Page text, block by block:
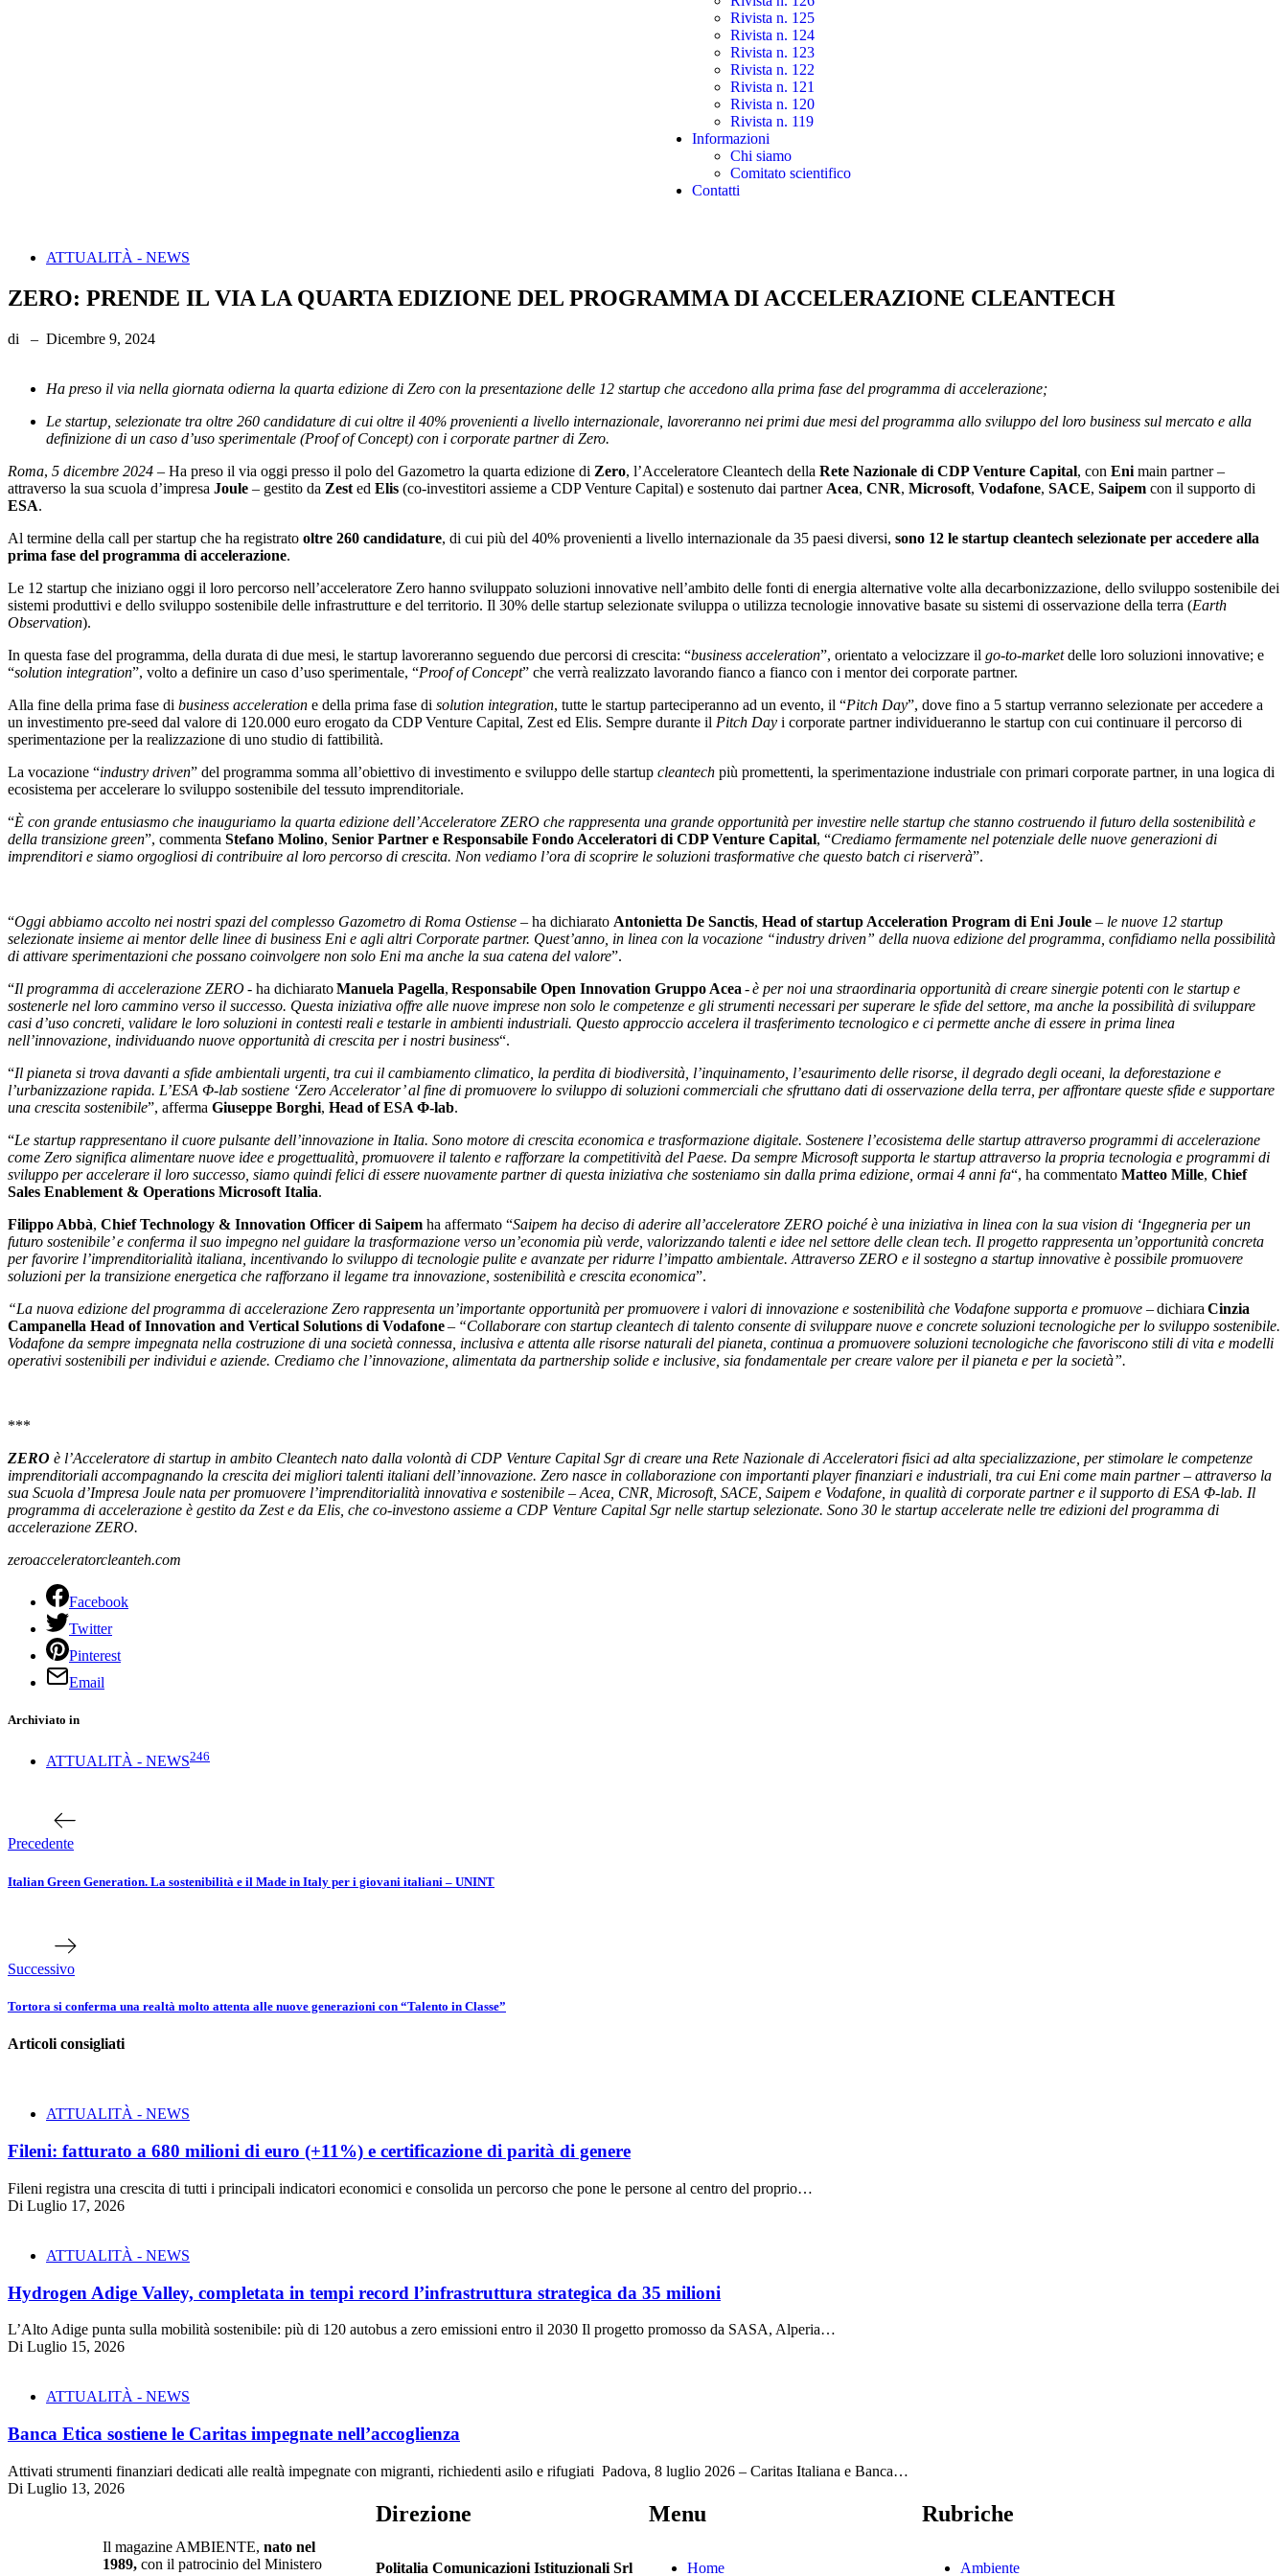
Rivista n. 125
Rivista n. 124
Rivista n. 123
Rivista n. 122
Rivista n. 121
Rivista n. 120
Rivista n. 119
Informazioni
Chi siamo
Comitato scientifico
Contatti
ATTUALITÀ - NEWS
ZERO: PRENDE IL VIA LA QUARTA EDIZIONE DEL PROGRAMMA DI ACCELERAZIONE CLEANTECH
di – Dicembre 9, 2024
Ha preso il via nella giornata odierna la quarta edizione di Zero con la presentazione delle 12 startup che accedono alla prima fase del programma di accelerazione;
Le startup, selezionate tra oltre 260 candidature di cui oltre il 40% provenienti a livello internazionale, lavoreranno nei primi due mesi del programma allo sviluppo del loro business sul mercato e alla
definizione di un caso d’uso sperimentale (Proof of Concept) con i corporate partner di Zero.
Roma, 5 dicembre 2024 – Ha preso il via oggi presso il polo del Gazometro la quarta edizione di Zero, l’Acceleratore Cleantech della Rete Nazionale di CDP Venture Capital, con Eni main partner –
attraverso la sua scuola d’impresa Joule – gestito da Zest ed Elis (co-investitori assieme a CDP Venture Capital) e sostenuto dai partner Acea, CNR, Microsoft, Vodafone, SACE, Saipem con il supporto di
ESA.
Al termine della call per startup che ha registrato oltre 260 candidature, di cui più del 40% provenienti a livello internazionale da 35 paesi diversi, sono 12 le startup cleantech selezionate per accedere alla
prima fase del programma di accelerazione.
Le 12 startup che iniziano oggi il loro percorso nell’acceleratore Zero hanno sviluppato soluzioni innovative nell’ambito delle fonti di energia alternative volte alla decarbonizzazione, dello sviluppo sostenibile dei
sistemi produttivi e dello sviluppo sostenibile delle infrastrutture e del territorio. Il 30% delle startup selezionate sviluppa o utilizza tecnologie innovative basate su sistemi di osservazione della terra (Earth
Observation).
In questa fase del programma, della durata di due mesi, le startup lavoreranno seguendo due percorsi di crescita: “business acceleration”, orientato a velocizzare il go-to-marketdelle loro soluzioni innovative; e
“solution integration”, volto a definire un caso d’uso sperimentale, “Proof of Concept” che verrà realizzato lavorando fianco a fianco con i mentor dei corporate partner.
Alla fine della prima fase di business acceleration e della prima fase di solution integration, tutte le startup parteciperanno ad un evento, il “Pitch Day”, dove fino a 5 startup verranno selezionate per accedere a
un investimento pre-seed dal valore di 120.000 euro erogato da CDP Venture Capital, Zest ed Elis. Sempre durante il Pitch Day i corporate partner individueranno le startup con cui continuare il percorso di
sperimentazione per la realizzazione di uno studio di fattibilità.
La vocazione “industry driven” del programma somma all’obiettivo di investimento e sviluppo delle startup cleantech più promettenti, la sperimentazione industriale con primari corporate partner, in una logica di
ecosistema per accelerare lo sviluppo sostenibile del tessuto imprenditoriale.
“È con grande entusiasmo che inauguriamo la quarta edizione dell’Acceleratore ZERO che rappresenta una grande opportunità per investire nelle startup che stanno costruendo il futuro della sostenibilità e
della transizione green”, commenta Stefano Molino, Senior Partner e Responsabile Fondo Acceleratori di CDP Venture Capital, “Crediamo fermamente nel potenziale delle nuove generazioni di
imprenditori e siamo orgogliosi di contribuire al loro percorso di crescita. Non vediamo l’ora di scoprire le soluzioni trasformative che questo batch ci riserverà”.
“Oggi abbiamo accolto nei nostri spazi del complesso Gazometro di Roma Ostiense – ha dichiarato Antonietta De Sanctis, Head of startup Acceleration Program di Eni Joule – le nuove 12 startup
selezionate insieme ai mentor delle linee di business Eni e agli altri Corporate partner. Quest’anno, in linea con la vocazione “industry driven” della nuova edizione del programma, confidiamo nella possibilità
di attivare sperimentazioni che possano coinvolgere non solo Eni ma anche la sua catena del valore”.
“Il programma di accelerazione ZERO- ha dichiaratoManuela Pagella, Responsabile Open Innovation Gruppo Acea -è per noi una straordinaria opportunità di creare sinergie potenti con le startup e
sostenerle nel loro cammino verso il successo. Questa iniziativa offre alle nuove imprese non solo le competenze e gli strumenti necessari per superare le sfide del settore, ma anche la possibilità di sviluppare
casi d’uso concreti, validare le loro soluzioni in contesti reali e testarle in ambienti industriali. Questo approccio accelera il trasferimento tecnologico e ci permette anche di essere in prima linea
nell’innovazione, individuando nuove opportunità di crescita per i nostri business“.
“Il pianeta si trova davanti a sfide ambientali urgenti, tra cui il cambiamento climatico, la perdita di biodiversità, l’inquinamento, l’esaurimento delle risorse, il degrado degli oceani, la deforestazione e
l’urbanizzazione rapida. L’ESA Φ-lab sostiene ‘Zero Accelerator’ al fine di promuovere lo sviluppo di soluzioni commerciali che sfruttano dati di osservazione della terra, per affrontare queste sfide e supportare
una crescita sostenibile”, afferma Giuseppe Borghi, Head of ESA Φ-lab.
“Le startup rappresentano il cuore pulsante dell’innovazione in Italia. Sono motore di crescita economica e trasformazione digitale. Sostenere l’ecosistema delle startup attraverso programmi di accelerazione
come Zero significa alimentare nuove idee e progettualità, promuovere il talento e rafforzare la competitività del Paese. Da sempre Microsoft supporta le startup attraverso la propria tecnologia e programmi di
sviluppo per accelerare il loro successo, siamo quindi felici di essere nuovamente partner di questa iniziativa che sosteniamo sin dalla prima edizione, ormai 4 anni fa“, ha commentato Matteo Mille, Chief
Sales Enablement & Operations Microsoft Italia.
Filippo Abbà, Chief Technology & Innovation Officer di Saipem ha affermato “Saipem ha deciso di aderire all’acceleratore ZERO poiché è una iniziativa in linea con la sua vision di ‘Ingegneria per un
futuro sostenibile’ e conferma il suo impegno nel guidare la trasformazione verso un’economia più verde, valorizzando talenti e idee nel settore delle clean tech. Il progetto rappresenta un’opportunità concreta
per favorire l’imprenditorialità italiana, incentivando lo sviluppo di tecnologie pulite e avanzate per ridurre l’impatto ambientale. Attraverso ZERO e il sostegno a startup innovative è possibile promuovere
soluzioni per la transizione energetica che rafforzano il legame tra innovazione, sostenibilità e crescita economica”.
“La nuova edizione del programma di accelerazione Zero rappresenta un’importante opportunità per promuovere i valori di innovazione e sostenibilità che Vodafone supporta e promuove –dichiara Cinzia
Campanella Head of Innovation and Vertical Solutions di Vodafone– “Collaborare con startup cleantech di talento consente di sviluppare nuove e concrete soluzioni tecnologiche per lo sviluppo sostenibile.
Vodafone da sempre impegnata nella costruzione di una società connessa, inclusiva e attenta alle risorse naturali del pianeta, continua a promuovere soluzioni tecnologiche che favoriscono stili di vita e modelli
operativi sostenibili per individui e aziende. Crediamo che l’innovazione, alimentata da partnership solide e inclusive, sia fondamentale per creare valore per il pianeta e per la società”.
***
ZERO è l’Acceleratore di startup in ambito Cleantech nato dalla volontà di CDP Venture Capital Sgr di creare una Rete Nazionale di Acceleratori fisici ad alta specializzazione, per stimolare le competenze
imprenditoriali accompagnando la crescita dei migliori talenti italiani dell’innovazione. Zero nasce in collaborazione con importanti player finanziari e industriali, tra cui Eni come main partner – attraverso la
sua Scuola d’Impresa Joule nata per promuovere l’imprenditorialità innovativa e sostenibile – Acea, CNR, Microsoft, SACE, Saipem e Vodafone, in qualità di corporate partner e il supporto di ESA Φ-lab. Il
programma di accelerazione è gestito da Zest e da Elis, che co-investono assieme a CDP Venture Capital Sgr nelle startup selezionate. Sono 30 le startup accelerate nelle tre edizioni del programma di
accelerazione ZERO.
zeroacceleratorcleanteh.com
Facebook
Twitter
Pinterest
Email
Archiviato in
ATTUALITÀ - NEWS246
Precedente
Italian Green Generation. La sostenibilità e il Made in Italy per i giovani italiani – UNINT
Successivo
Tortora si conferma una realtà molto attenta alle nuove generazioni con “Talento in Classe”
Articoli consigliati
ATTUALITÀ - NEWS
Fileni: fatturato a 680 milioni di euro (+11%) e certificazione di parità di genere
Fileni registra una crescita di tutti i principali indicatori economici e consolida un percorso che pone le persone al centro del proprio…
Di Luglio 17, 2026
ATTUALITÀ - NEWS
Hydrogen Adige Valley, completata in tempi record l’infrastruttura strategica da 35 milioni
L’Alto Adige punta sulla mobilità sostenibile: più di 120 autobus a zero emissioni entro il 2030 Il progetto promosso da SASA, Alperia…
Di Luglio 15, 2026
ATTUALITÀ - NEWS
Banca Etica sostiene le Caritas impegnate nell’accoglienza
Attivati strumenti finanziari dedicati alle realtà impegnate con migranti, richiedenti asilo e rifugiati Padova, 8 luglio 2026 – Caritas Italiana e Banca…
Di Luglio 13, 2026
Il magazine AMBIENTE, nato nel
1989, con il patrocinio del Ministero
Direzione
Politalia Comunicazioni Istituzionali Srl
Menu
Home
Rubriche
Ambiente